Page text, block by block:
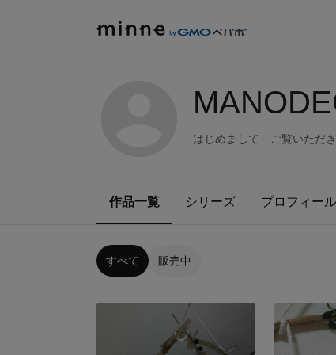
はじめまして ご覧いただ
作品一覧 シリーズ プロフィール
すべて 販売中